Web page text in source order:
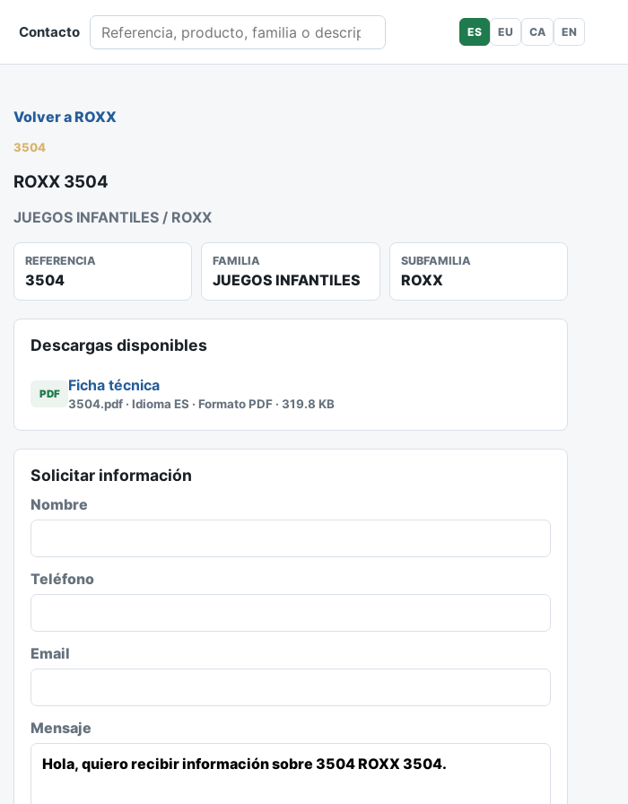
Contacto Buscar en catálogo ES EU CA EN
Volver a ROXX
3504
ROXX 3504
JUEGOS INFANTILES / ROXX
REFERENCIA
3504
FAMILIA
JUEGOS INFANTILES
SUBFAMILIA
ROXX
Descargas disponibles
PDF Ficha técnica
3504.pdf · Idioma ES · Formato PDF · 319.8 KB
Solicitar información
Nombre
Teléfono
Email
Mensaje